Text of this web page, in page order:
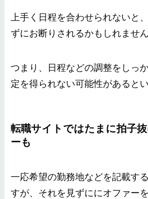
上手く日程を合わせられないと
ずにお断りされるかもしれません
つまり、日程などの調整をしっ
定を得られない可能性があると
転職サイトではたまに拍子
ーも
一応希望の勤務地などを記載す
すが、それを見ずににオファー